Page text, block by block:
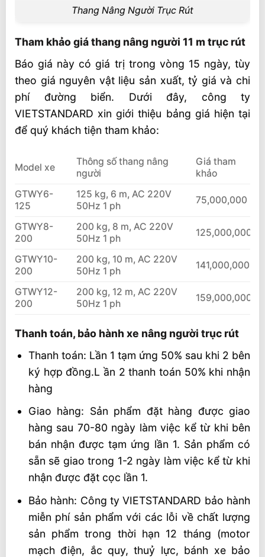
Thang Nâng Người Trục Rút
Tham khảo giá thang nâng người 11 m trục rút
Báo giá này có giá trị trong vòng 15 ngày, tùy
theo giá nguyên vật liệu sản xuất, tỷ giá và chi
phí đường biển. Dưới đây, công ty
VIETSTANDARD xin giới thiệu bảng giá hiện tại
để quý khách tiện tham khảo:
Model xe
Thông số thang nâng
người
Giá tham
khảo
GTWY6-
125
125 kg, 6 m, AC 220V
50Hz 1 ph
75,000,000
GTWY8-
200
200 kg, 8 m, AC 220V
50Hz 1 ph
125,000,000
GTWY10-
200
200 kg, 10 m, AC 220V
50Hz 1 ph
141,000,000
GTWY12-
200
200 kg, 12 m, AC 220V
50Hz 1 ph
159,000,000
Thanh toán, bảo hành xe nâng người trục rút
Thanh toán: Lần 1 tạm ứng 50% sau khi 2 bên
ký hợp đồng.L ần 2 thanh toán 50% khi nhận
hàng
Giao hàng: Sản phẩm đặt hàng được giao
hàng sau 70-80 ngày làm việc kể từ khi bên
bán nhận được tạm ứng lần 1. Sản phẩm có
sẵn sẽ giao trong 1-2 ngày làm việc kể từ khi
nhận được đặt cọc lần 1.
Bảo hành: Công ty VIETSTANDARD bảo hành
miễn phí sản phẩm với các lỗi về chất lượng
sản phẩm trong thời hạn 12 tháng (motor
mạch điện, ắc quy, thuỷ lực, bánh xe bảo